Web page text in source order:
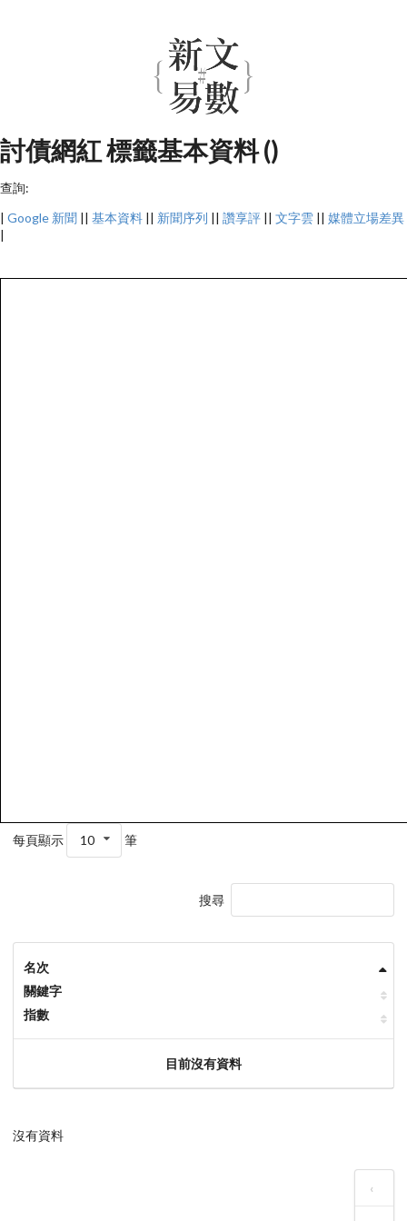
討債網紅 標籤基本資料 ()
查詢:
| Google 新聞 || 基本資料 || 新聞序列 || 讚享評 || 文字雲 || 媒體立場差異
|
每頁顯示 10 筆
搜尋
名次
關鍵字
指數
目前沒有資料
沒有資料
‹